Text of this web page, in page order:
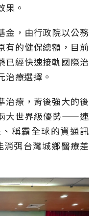
果。
金，由行政院以公務
有的健保總額，目前
已經快速接軌國際治
療選擇。
治療，背後強大的後
大世界級優勢——連
稱霸全球的資通訊
消弭台灣城鄉醫療差